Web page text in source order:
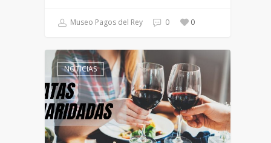
Museo Pagos del Rey 0 0
NOTICIAS